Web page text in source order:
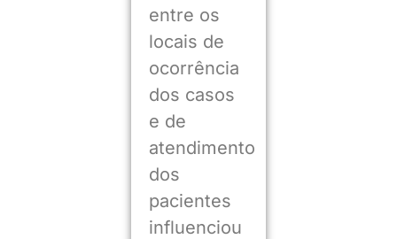
entre os
locais de
ocorrência
dos casos
e de
atendimento
dos
pacientes
influenciou